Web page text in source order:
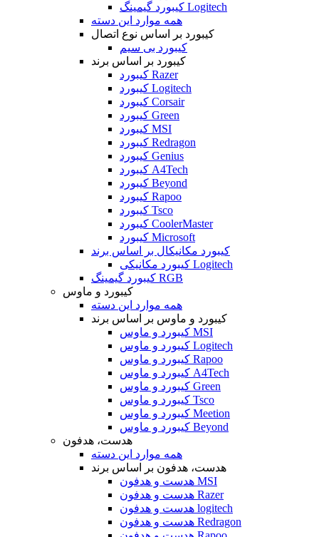
کیبورد گیمینگ Logitech
همه موارد این دسته
کیبورد بر اساس نوع اتصال
کیبورد بی سیم
کیبورد بر اساس برند
کیبورد Razer
کیبورد Logitech
کیبورد Corsair
کیبورد Green
کیبورد MSI
کیبورد Redragon
کیبورد Genius
کیبورد A4Tech
کیبورد Beyond
کیبورد Rapoo
کیبورد Tsco
کیبورد CoolerMaster
کیبورد Microsoft
کیبورد مکانیکال بر اساس برند
کیبورد مکانیکی Logitech
کیبورد گیمینگ RGB
کیبورد و ماوس
همه موارد این دسته
کیبورد و ماوس بر اساس برند
کیبورد و ماوس MSI
کیبورد و ماوس Logitech
کیبورد و ماوس Rapoo
کیبورد و ماوس A4Tech
کیبورد و ماوس Green
کیبورد و ماوس Tsco
کیبورد و ماوس Meetion
کیبورد و ماوس Beyond
هدست، هدفون
همه موارد این دسته
هدست، هدفون بر اساس برند
هدست و هدفون MSI
هدست و هدفون Razer
هدست و هدفون logitech
هدست و هدفون Redragon